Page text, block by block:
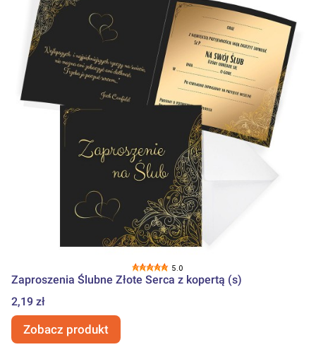
5.0
Zaproszenia Ślubne Złote Serca z kopertą (s)
Cena
2,19 zł
Zobacz produkt